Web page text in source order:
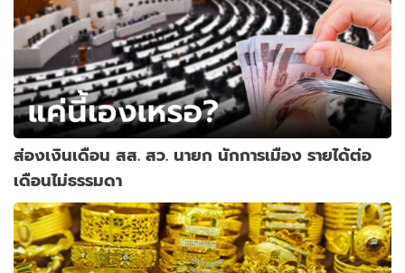
ส่องเงินเดือน สส. สว. นายก นักการเมือง รายได้ต่อ
เดือนไม่ธรรมดา